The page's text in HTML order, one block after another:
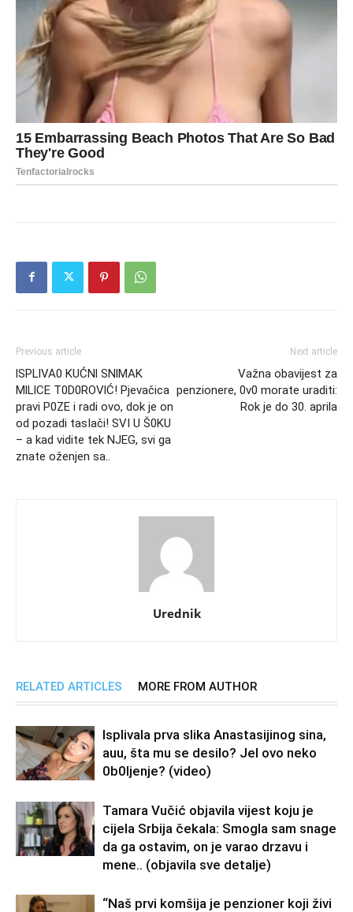
Previous article
lSPLlVA0 KUĆNl SNlMAK
MlLlCE T0D0ROVlĆ! Pjevačica
pravi P0ZE i radi ovo, dok je on
od pozadi tasIači! SVI U Š0KU
– a kad vidite tek NJEG, svi ga
znate oženjen sa..
Next article
Važna obavijest za
penzionere, 0v0 morate uraditi:
Rok je do 30. aprila
Urednik
RELATED ARTICLES MORE FROM AUTHOR
Isplivala prva slika Anastasijinog sina,
auu, šta mu se desilo? Jel ovo neko
0b0Ijenje? (video)
Tamara Vučić objavila vijest koju je
cijela Srbija čekala: Smogla sam snage
da ga ostavim, on je varao drzavu i
mene.. (objavila sve detalje)
“Naš prvi komšija je penzioner koji živi